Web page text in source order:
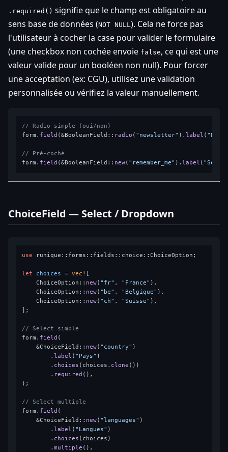
.required() signifie que le champ est obligatoire au
sens base de données (NOT NULL). Cela ne force pas
l'utilisateur à cocher la case pour valider le formulaire
(une checkbox non cochée envoie false, ce qui est une
valeur valide pour un booléen non null). Pour forcer
une acceptation (ex: CGU), utilisez une validation
personnalisée ou vérifiez la valeur manuellement.
// Radio simple (oui/non)
form. field (&BooleanField:: radio ( "newsletter" ). label (
// Pré-coché
form. field (&BooleanField:: new( "remember_me" ). label ( "Se
ChoiceField — Select / Dropdown
use runique::forms::fields::choice::ChoiceOption;
let choices = vec!
    ChoiceOption::
new( "fr" , "France" ),
    ChoiceOption::
new( "be" , "Belgique" ),
    ChoiceOption::
new( "ch" , "Suisse" ),
];
// Select simple
form. field (
    &ChoiceField::
new( "country" )
        .
label ( "Pays" )
        .
choices (choices. clone ())
        .
required (),
);
// Select multiple
form. field (
    &ChoiceField::
new( "languages" )
        .
label ( "Langues" )
        .
choices (choices)
        .
multiple (),